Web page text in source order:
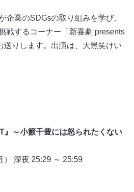
企業のSDGsの取り組みを学び、
戦するコーナー「新喜劇 presents
送りします。出演は、大黒笑けい
』～小籔千豊には怒られたくない
） 深夜 25:29 ～ 25:59